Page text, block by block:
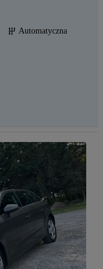
Automatyczna